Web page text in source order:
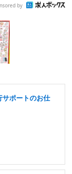
by
ポートのお仕